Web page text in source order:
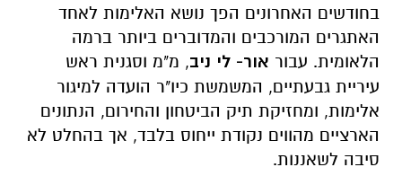
בחודשים האחרונים הפך נושא האלימות לאחד
האתגרים המורכבים והמדוברים ביותר ברמה
הלאומית. עבור אור- לי ניב, מ"מ וסגנית ראש
עיריית גבעתיים, המשמשת כיו"ר הועדה למיגור
אלימות, ומחזיקת תיק הביטחון והחירום, הנתונים
הארציים מהווים נקודת ייחוס בלבד, אך בהחלט לא
סיבה לשאננות.